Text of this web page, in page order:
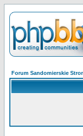
Forum Sandomierskie